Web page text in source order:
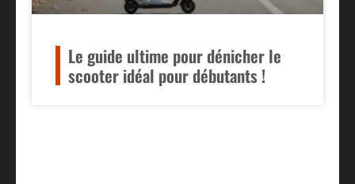
Le guide ultime pour dénicher le
scooter idéal pour débutants !